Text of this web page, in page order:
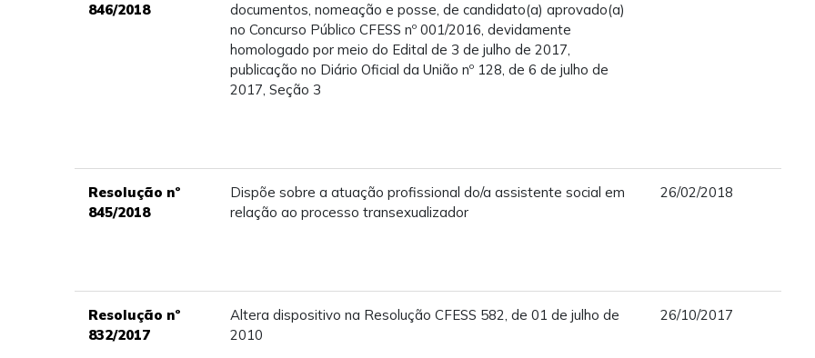
846/2018
documentos, nomeação e posse, de candidato(a) aprovado(a)
no Concurso Público CFESS nº 001/2016, devidamente
homologado por meio do Edital de 3 de julho de 2017,
publicação no Diário Oficial da União nº 128, de 6 de julho de
2017, Seção 3
Resolução nº
845/2018
Dispõe sobre a atuação profissional do/a assistente social em
relação ao processo transexualizador
26/02/2018
Resolução nº
832/2017
Altera dispositivo na Resolução CFESS 582, de 01 de julho de
2010
26/10/2017